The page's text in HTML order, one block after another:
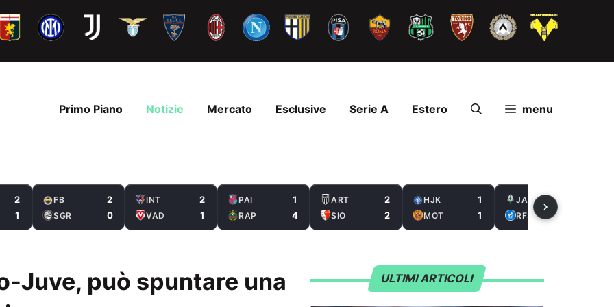
Primo Piano Notizie Mercato Esclusive Serie A Estero menu
2
1
FB 2
SGR 0
INT 2
VAD 1
PAI 1
RAP 4
ART 2
SIO 2
HJK 1
MOT 1
JAB
RFS
Juve, può spuntare una
ULTIMI ARTICOLI